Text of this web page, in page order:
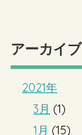
アーカイブ
2021年
3月 (1)
1月 (15)